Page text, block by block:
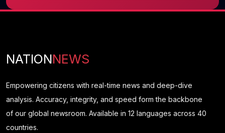
NATIONNEWS
Empowering citizens with real-time news and deep-dive
analysis. Accuracy, integrity, and speed form the backbone
of our global newsroom. Available in 12 languages across 40
countries.